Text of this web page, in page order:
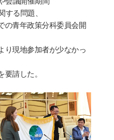
する問題、
の青年政策分科委員会開
り現地参加者が少なかっ
要請した。